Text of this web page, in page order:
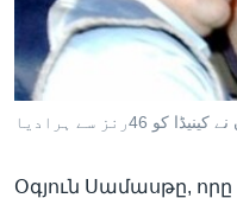
Լեզուներ
کو 46رنز سے ہرادیا
Օգյուն Սամասթը, որը